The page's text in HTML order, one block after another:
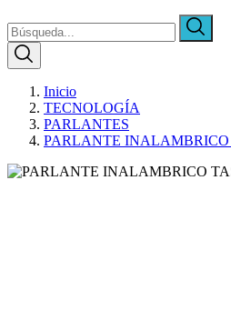
Inicio
TECNOLOGÍA
PARLANTES
PARLANTE INALAMBRICO